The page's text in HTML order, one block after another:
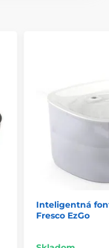
Inteligentná
Fresco EzGo